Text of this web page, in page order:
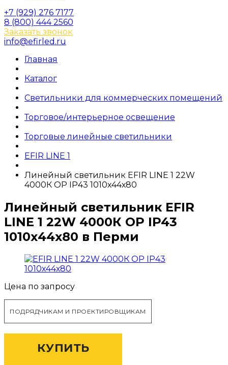
+7 (929) 276 7177
8 (800) 444 2560
Заказать звонок
info@efirled.ru
Главная
Каталог
Светильники для коммерческих помещений
Торговое/интерьерное освещение
Торговые линейные светильники
EFIR LINE 1
Линейный светильник EFIR LINE 1 22W
4000К OP IP43 1010х44х80
Линейный светильник EFIR
LINE 1 22W 4000К OP IP43
1010х44х80 в Перми
Цена по запросу
ПОДРЯДЧИКАМ И ПРОЕКТИРОВЩИКАМ
КУПИТЬ